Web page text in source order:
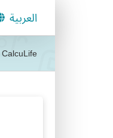
العربية
CalcuLife